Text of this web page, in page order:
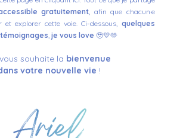
gratuitement, afin que chacun·e
et explorer cette voie.Ci-dessous, quelques
,je vous love 🥹💛🫶
souhaite la bienvenue
votre nouvelle vie !